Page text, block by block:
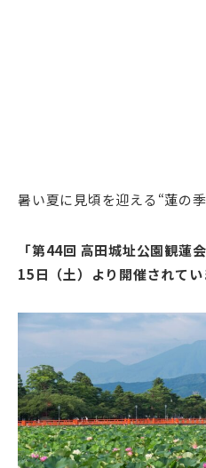
暑い夏に見頃を迎える“蓮の
「第44回 高田城址公園観蓮
15日（土）より開催されてい